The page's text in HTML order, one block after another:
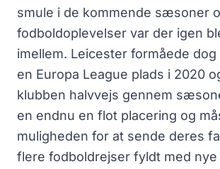
smule i de kommende sæsoner
fodboldoplevelser var der igen
imellem. Leicester formåede dog
en Europa League plads i 2020
klubben halvvejs gennem
en endnu en flot placering og
muligheden for at sende deres
flere fodboldrejser fyldt med nye